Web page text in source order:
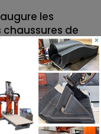
les
de
en 3D
×